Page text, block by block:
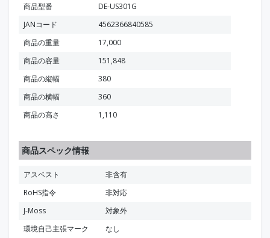
商品型番
DE-US301G
JANコード
4562366840585
商品の重量
17,000
商品の容量
151,848
商品の縦幅
380
商品の横幅
360
商品の高さ
1,110
商品スペック情報
アスベスト
非含有
RoHS指令
非対応
J-Moss
対象外
環境自己主張マーク
なし